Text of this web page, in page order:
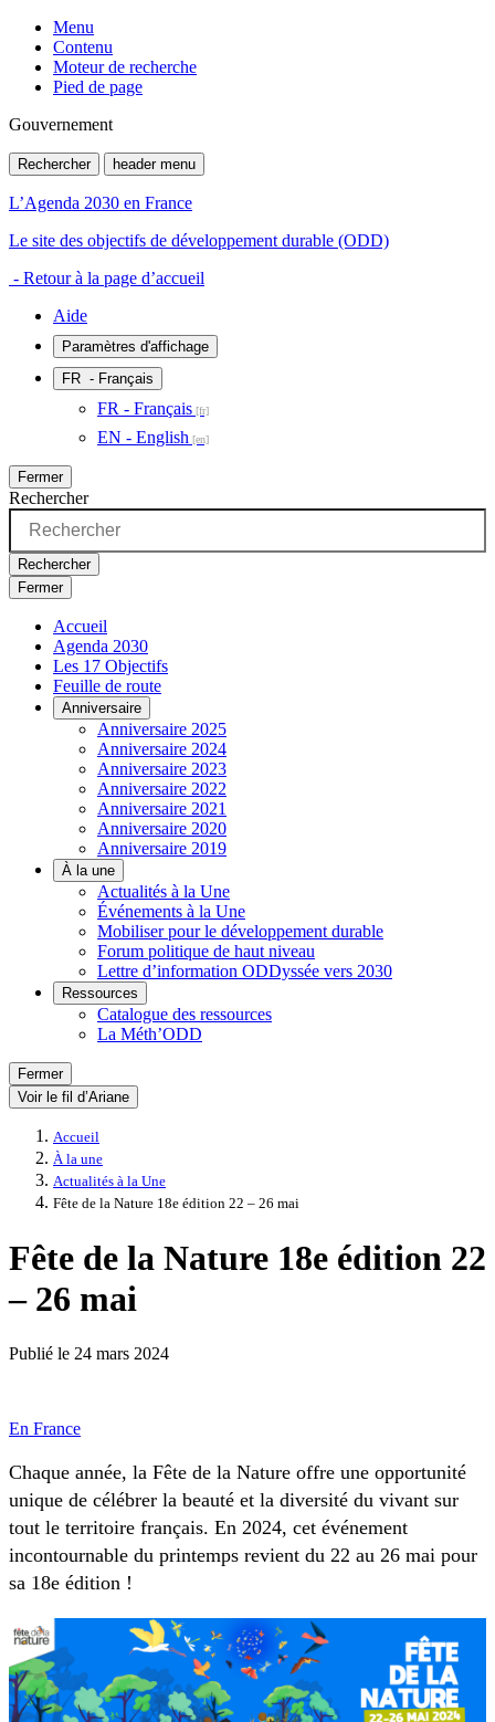
Menu
Contenu
Moteur de recherche
Pied de page
Gouvernement
Rechercher header menu
L’Agenda 2030 en France
Le site des objectifs de développement durable (ODD)
- Retour à la page d’accueil
Aide
Paramètres d'affichage
FR - Français
FR - Français
EN - English
Fermer
Rechercher
Rechercher
Fermer
Accueil
Agenda 2030
Les 17 Objectifs
Feuille de route
Anniversaire
Anniversaire 2025
Anniversaire 2024
Anniversaire 2023
Anniversaire 2022
Anniversaire 2021
Anniversaire 2020
Anniversaire 2019
À la une
Actualités à la Une
Événements à la Une
Mobiliser pour le développement durable
Forum politique de haut niveau
Lettre d’information ODDyssée vers 2030
Ressources
Catalogue des ressources
La Méth’ODD
Fermer
Voir le fil d’Ariane
Accueil
À la une
Actualités à la Une
Fête de la Nature 18e édition 22 – 26 mai
Fête de la Nature 18e édition 22
– 26 mai
Publié le 24 mars 2024
En France
Chaque année, la Fête de la Nature offre une opportunité
unique de célébrer la beauté et la diversité du vivant sur
tout le territoire français. En 2024, cet événement
incontournable du printemps revient du 22 au 26 mai pour
sa 18e édition !